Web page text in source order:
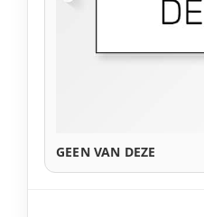
GEEN VAN DEZE